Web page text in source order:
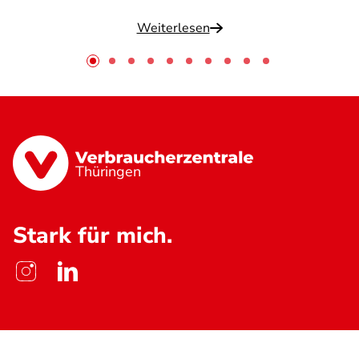
Weiterlesen
Thüringen
Stark für mich.